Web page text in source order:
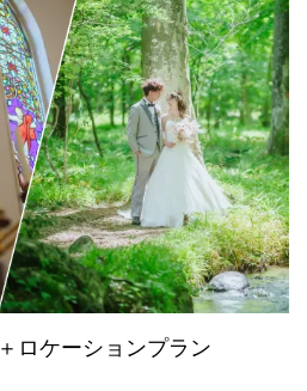
ロケーションプラン